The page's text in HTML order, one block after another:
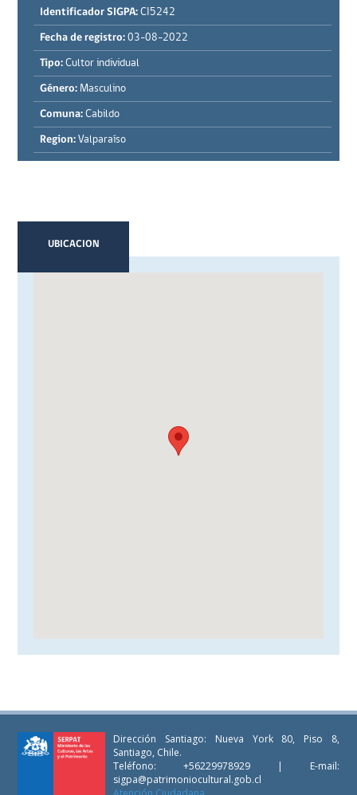
Identificador SIGPA: CI5242
Fecha de registro: 03-08-2022
Tipo: Cultor individual
Género: Masculino
Comuna: Cabildo
Region: Valparaíso
UBICACION
Dirección Santiago: Nueva York 80, Piso 8,
Santiago, Chile.
Teléfono: +56229978929 | E-mail:
sigpa@patrimoniocultural.gob.cl